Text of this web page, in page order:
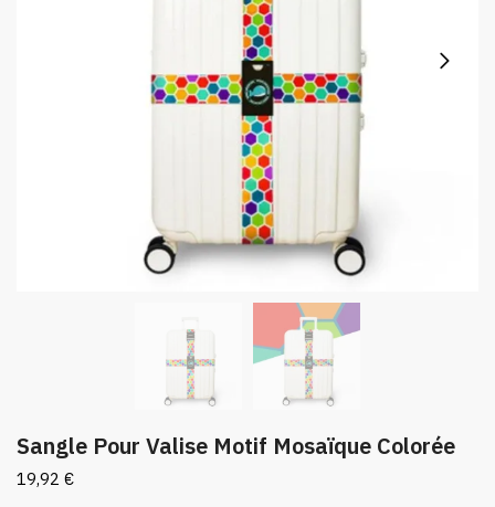
Sangle Pour Valise Motif Mosaïque Colorée
19,92 €